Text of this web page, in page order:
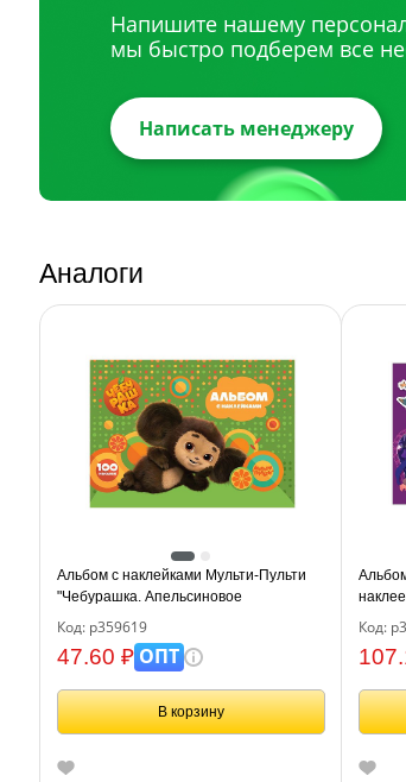
Напишите нашему
мы быстро подберем все
Написать менеджеру
Аналоги
Альбом с наклейками Мульти-Пульти
"Чебурашка. Апельсиновое
приключение", А5, 100шт.
Код: р359619
47.60 ₽ОПТ
В корзину
Код: